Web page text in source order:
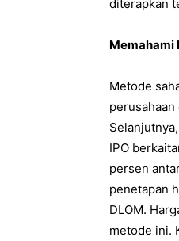
diterapkan
Memahami
Metode
IPO
persen
penetapan
DLOM.
metode ini.